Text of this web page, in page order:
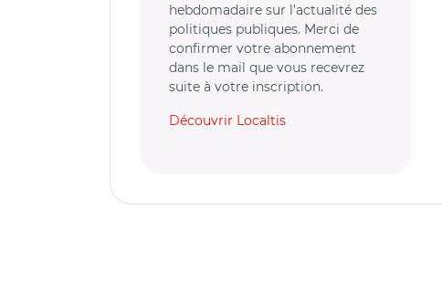
hebdomadaire sur l’actualité des
politiques publiques. Merci de
confirmer votre abonnement
dans le mail que vous recevrez
suite à votre inscription.
Découvrir Localtis